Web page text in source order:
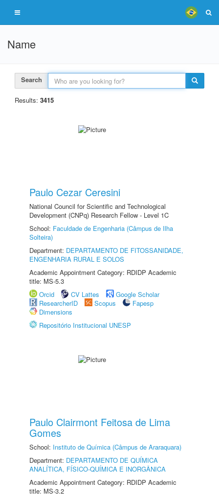
Name
Search
Results: 3415
Paulo Cezar Ceresini
National Council for Scientific and Technological
Development (CNPq) Research Fellow - Level 1C
School: Faculdade de Engenharia (Câmpus de Ilha
Solteira)
Department: DEPARTAMENTO DE FITOSSANIDADE,
ENGENHARIA RURAL E SOLOS
Academic Appointment Category: RDIDP Academic
title: MS-5.3
Orcid
CV Lattes
Google Scholar
ResearcherID
Scopus
Fapesp
Dimensions
Repositório Institucional UNESP
Paulo Clairmont Feitosa de Lima
Gomes
School: Instituto de Química (Câmpus de Araraquara)
Department: DEPARTAMENTO DE QUÍMICA
ANALÍTICA, FÍSICO-QUÍMICA E INORGÂNICA
Academic Appointment Category: RDIDP Academic
title: MS-3.2